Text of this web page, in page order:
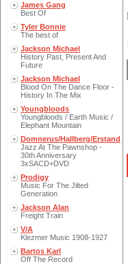
James Gang
Best Of
Tyler Bonnie
The best of
Jackson Michael
History Past, Present And
Future
Jackson Michael
Blood On The Dance Floor -
History In The Mix
Youngbloods
Youngbloods / Earth Music /
Elephant Mountain
Domnerus/Hallberg/Erstand
Jazz At The Pawnshop -
30th Anniversary
3xSACD+DVD
Prodigy
Music For The Jilted
Generation
Jackson Alan
Freight Train
V/A
Klezmer Music 1908-1927
Bartos Karl
Off The Record